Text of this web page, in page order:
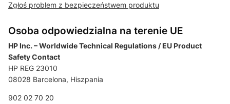
Zgłoś problem z bezpieczeństwem produktu
Osoba odpowiedzialna na terenie UE
HP Inc. – Worldwide Technical Regulations / EU Product
Safety Contact
HP REG 23010
08028 Barcelona, Hiszpania
902 02 70 20